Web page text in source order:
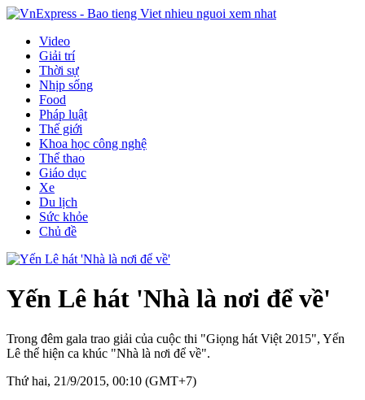
Video
Giải trí
Thời sự
Nhịp sống
Food
Pháp luật
Thế giới
Khoa học công nghệ
Thể thao
Giáo dục
Xe
Du lịch
Sức khỏe
Chủ đề
Yến Lê hát 'Nhà là nơi để về'
Trong đêm gala trao giải của cuộc thi "Giọng hát Việt 2015", Yến
Lê thể hiện ca khúc "Nhà là nơi để về".
Thứ hai, 21/9/2015, 00:10 (GMT+7)